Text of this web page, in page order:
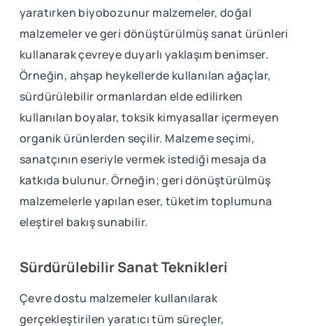
yaratırken biyobozunur malzemeler, doğal
malzemeler ve geri dönüştürülmüş sanat ürünleri
kullanarak çevreye duyarlı yaklaşım benimser.
Örneğin, ahşap heykellerde kullanılan ağaçlar,
sürdürülebilir ormanlardan elde edilirken
kullanılan boyalar, toksik kimyasallar içermeyen
organik ürünlerden seçilir. Malzeme seçimi,
sanatçının eseriyle vermek istediği mesaja da
katkıda bulunur. Örneğin; geri dönüştürülmüş
malzemelerle yapılan eser, tüketim toplumuna
eleştirel bakış sunabilir.
Sürdürülebilir Sanat Teknikleri
Çevre dostu malzemeler kullanılarak
gerçekleştirilen yaratıcı tüm süreçler,